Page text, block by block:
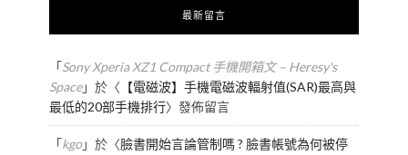
最新留言
「Sony Xperia XZ1 Compact 手機開箱文 – Heresy's
Space」於〈 【電磁波】手機電磁波輻射值(SAR)最高與
最低的20部手機排行〉發佈留言
「kgo」於〈臉書開始言論管制嗎 ? 臉書帳號為何被停